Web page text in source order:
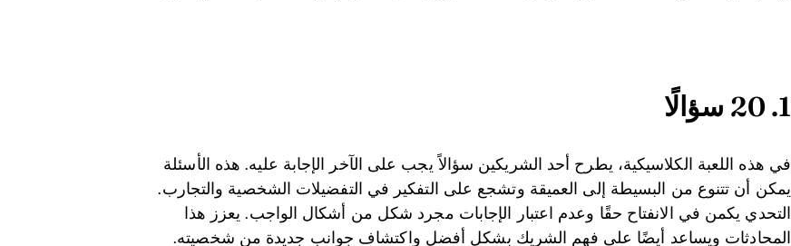
1. 20 سؤالًا
في هذه اللعبة الكلاسيكية، يطرح أحد الشريكين سؤالاً يجب على الآخر الإجابة عليه. هذه الأسئلة
يمكن أن تتنوع من البسيطة إلى العميقة وتشجع على التفكير في التفضيلات الشخصية والتجارب.
التحدي يكمن في الانفتاح حقًا وعدم اعتبار الإجابات مجرد شكل من أشكال الواجب. يعزز هذا
المحادثات ويساعد أيضًا على فهم الشريك بشكل أفضل واكتشاف جوانب جديدة من شخصيته.